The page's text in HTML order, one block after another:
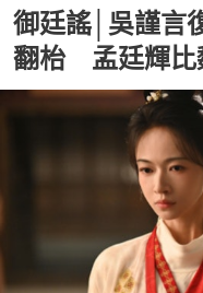
御廷謠│吳謹言
翻枱 孟廷輝比